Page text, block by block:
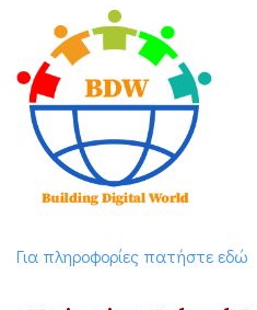
Για πληροφορίες πατήστε εδώ